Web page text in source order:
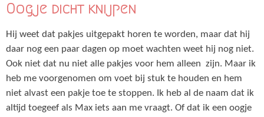
Oogje dicht knijpen
Hij weet dat pakjes uitgepakt horen te worden, maar dat hij
daar nog een paar dagen op moet wachten weet hij nog niet.
Ook niet dat nu niet alle pakjes voor hem alleen zijn. Maar ik
heb me voorgenomen om voet bij stuk te houden en hem
niet alvast een pakje toe te stoppen. Ik heb al de naam dat ik
altijd toegeef als Max iets aan me vraagt. Of dat ik een oogje